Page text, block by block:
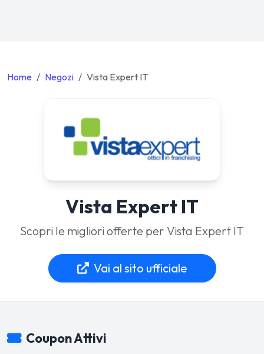
Home Negozi Vista Expert IT
Vista Expert IT
Scopri le migliori offerte per Vista Expert IT
Vai al sito ufficiale
Coupon Attivi